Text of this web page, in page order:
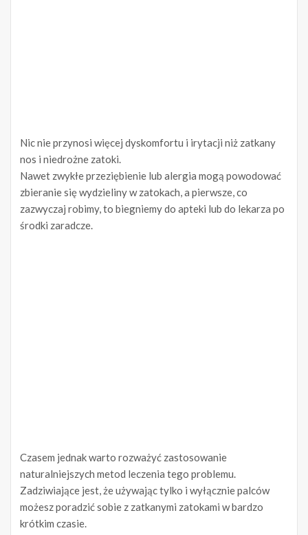
Nic nie przynosi więcej dyskomfortu i irytacji niż zatkany
nos i niedrożne zatoki.
Nawet zwykłe przeziębienie lub alergia mogą powodować
zbieranie się wydzieliny w zatokach, a pierwsze, co
zazwyczaj robimy, to biegniemy do apteki lub do lekarza po
środki zaradcze.
Czasem jednak warto rozważyć zastosowanie
naturalniejszych metod leczenia tego problemu.
Zadziwiające jest, że używając tylko i wyłącznie palców
możesz poradzić sobie z zatkanymi zatokami w bardzo
krótkim czasie.